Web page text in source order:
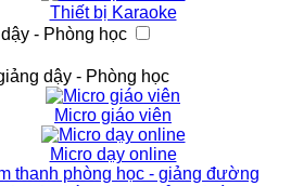
Thiết bị Karaoke
- Phòng học
dậy - Phòng học
Micro giáo viên
Micro dạy online